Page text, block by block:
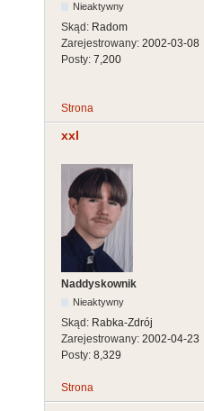
Nieaktywny
Skąd: Radom
Zarejestrowany: 2002-03-08
Posty: 7,200
Strona
xxl
Naddyskownik
Nieaktywny
Skąd: Rabka-Zdrój
Zarejestrowany: 2002-04-23
Posty: 8,329
Strona